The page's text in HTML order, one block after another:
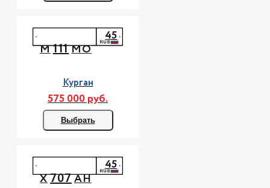
М111МО
45
Курган
575 000 руб.
Выбрать
Х707АН
45